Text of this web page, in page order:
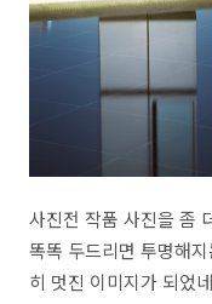
사진전 작품 사진을 좀
똑똑 두드리면 투명해
히 멋진 이미지가 되었